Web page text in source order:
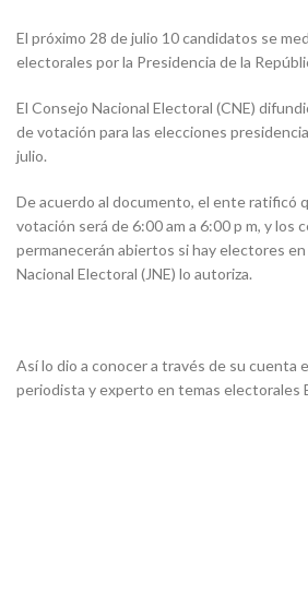
El próximo 28 de julio 10 candidatos se
electorales por la Presidencia de la
El Consejo Nacional Electoral (CNE)
de votación para las elecciones
julio.
De acuerdo al documento, el ente ratificó
votación será de 6:00 am a 6:00 p m, y los
permanecerán abiertos si hay electores en
Nacional Electoral (JNE) lo autoriza.
Así lo dio a conocer a través de su cuenta
periodista y experto en temas electorales